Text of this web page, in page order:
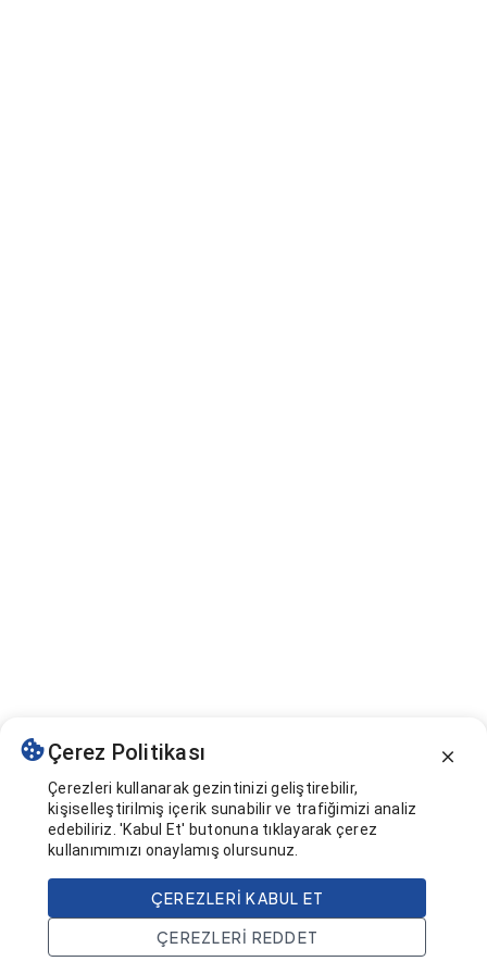
Çerez Politikası
Çerezleri kullanarak gezintinizi geliştirebilir,
kişiselleştirilmiş içerik sunabilir ve trafiğimizi analiz
edebiliriz. 'Kabul Et' butonuna tıklayarak çerez
kullanımımızı onaylamış olursunuz.
ÇEREZLERI KABUL ET
ÇEREZLERI REDDET